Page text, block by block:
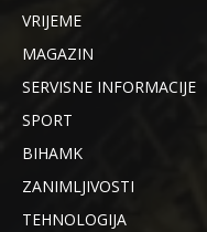
VRIJEME
MAGAZIN
SERVISNE INFORMACIJE
SPORT
BIHAMK
ZANIMLJIVOSTI
TEHNOLOGIJA